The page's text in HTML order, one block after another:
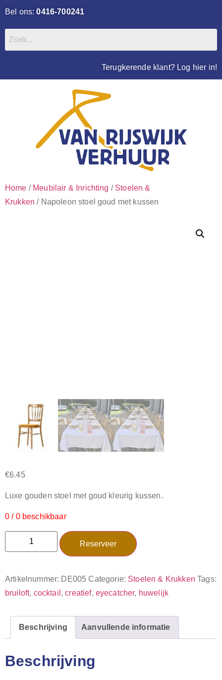
Bel ons:0416-700241
Terugkerende klant? Log hier in!
Home / Meubilair & Inrichting / Stoelen &
Krukken / Napoleon stoel goud met kussen
€6.45
Luxe gouden stoel met goud kleurig kussen.
0 / 0 beschikbaar
Reserveer
Artikelnummer: DE005 Categorie: Stoelen & Krukken Tags:
bruiloft, cocktail ,creatief, eyecatcher, huwelijk
Beschrijving Aanvullende informatie
Beschrijving